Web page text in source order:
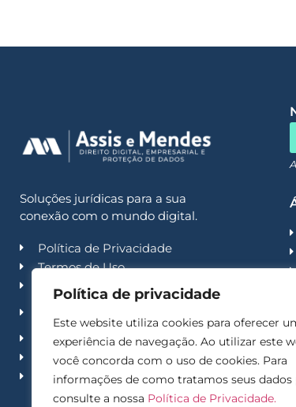
Política de privacidade
Este website utiliza cookies para oferecer
experiência de navegação. Ao utilizar este
você concorda com o uso de cookies. Para
informações de como tratamos seus dados
consulte a nossa Política de Privacidade.
Soluções jurídicas para a sua
conexão com o mundo digital.
Política de Privacidade
Termos de Uso
Código de Conduta
Política de Segurança da
Informação
Trabalhe conosco
Imprensa
Contato